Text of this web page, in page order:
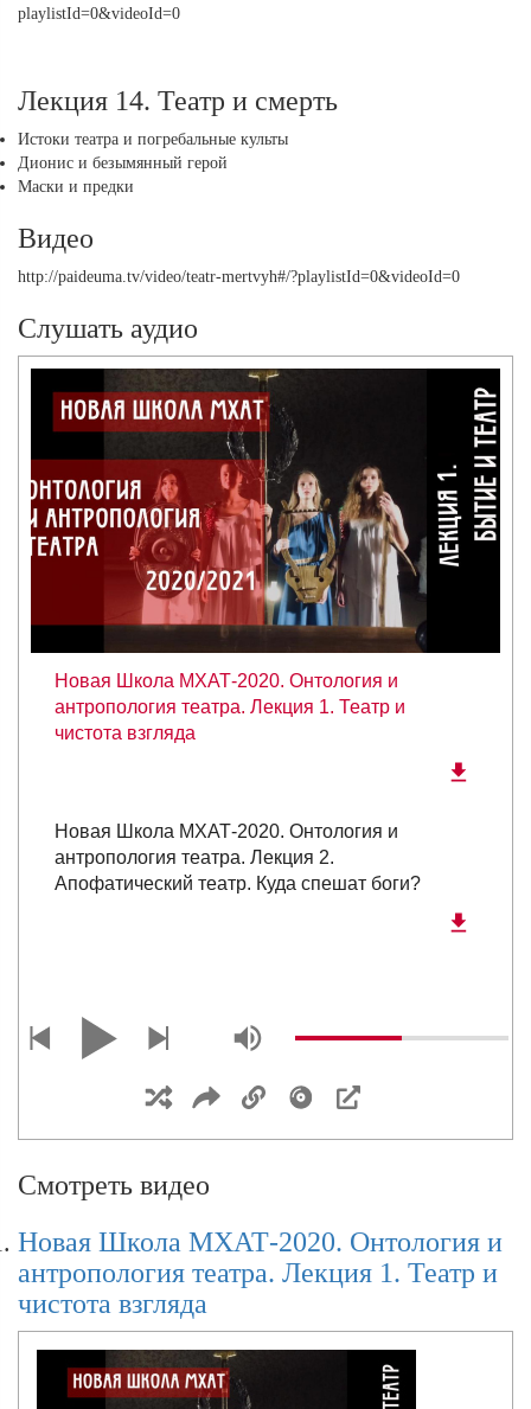
playlistId=0&videoId=0
Лекция 14. Театр и смерть
Истоки театра и погребальные культы
Дионис и безымянный герой
Маски и предки
Видео
http://paideuma.tv/video/teatr-mertvyh#/?playlistId=0&videoId=0
Слушать аудио
Новая Школа МХАТ-2020. Онтология и
антропология театра. Лекция 1. Театр и
чистота взгляда
Новая Школа МХАТ-2020. Онтология и
антропология театра. Лекция 2.
Апофатический театр. Куда спешат боги?
действие, бытие муз
которые играют боги и люди.
Новая Школа МХАТ-2020. Онтология и
антропология театра. Лекция 5. Театр
зависти. Миметическое насилие. Р.Жирар
Смотреть видео
Новая Школа МХАТ-2020. Онтология и
антропология театра. Лекция 1. Театр и
чистота взгляда